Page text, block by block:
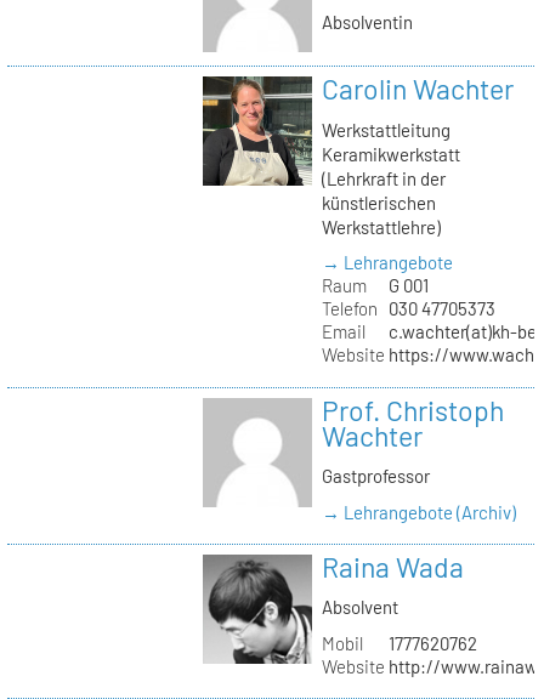
Absolventin
Carolin Wachter
Werkstattleitung
Keramikwerkstatt
(Lehrkraft in der
künstlerischen
Werkstattlehre)
→ Lehrangebote
Raum
G 001
Telefon
030 47705373
Email
c.wachter(at)kh-
Website https://
Prof. Christoph
Wachter
Gastprofessor
→ Lehrangebote (Archiv)
Raina Wada
Absolvent
Mobil
1777620762
Website http://